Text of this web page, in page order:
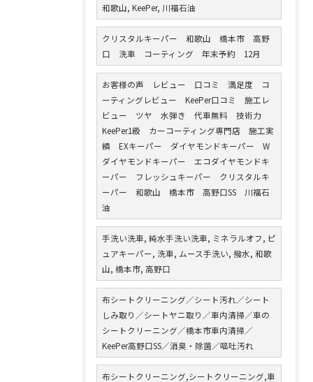
和歌山, KeePer, 川福石油
クリスタルキーパー 和歌山 橋本市 高野
口 洗車 コーティング 年末予約 12月
お客様の声 レビュー 口コミ 満足度 コ
ーティングレビュー KeePer口コミ 施工レ
ビュー ツヤ 水弾き 代車無料 技術力
KeePer1級 カーコーティング専門店 施工実
績 EXキーパー ダイヤモンドキーパー W
ダイヤモンドキーパー エコダイヤモンドキ
ーパー フレッシュキーパー クリスタルキ
ーパー 和歌山 橋本市 高野口SS 川福石
油
手洗い洗車, 純水手洗い洗車, ミネラルオフ, ピ
ュアキーパー, 洗車, ムース手洗い, 撥水, 和歌
山, 橋本市, 高野口
布シートクリーニング／シート汚れ／シート
しみ取り／シートヤニ取り／車内清掃／車の
シートクリーニング／橋本市車内清掃／
KeePer高野口SS／消臭・除菌／嘔吐汚れ
布シートクリーニング,シートクリーニング,車